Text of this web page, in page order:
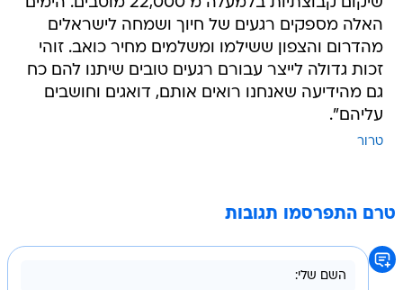
האלה מספקים רגעים של חיוך ושמחה לישראלים
מהדרום והצפון ששילמו ומשלמים מחיר כואב. זוהי
זכות גדולה לייצר עבורם רגעים טובים שיתנו להם כח
גם מהידיעה שאנחנו רואים אותם, דואגים וחושבים
עליהם".
טרור
טרם התפרסמו תגובות